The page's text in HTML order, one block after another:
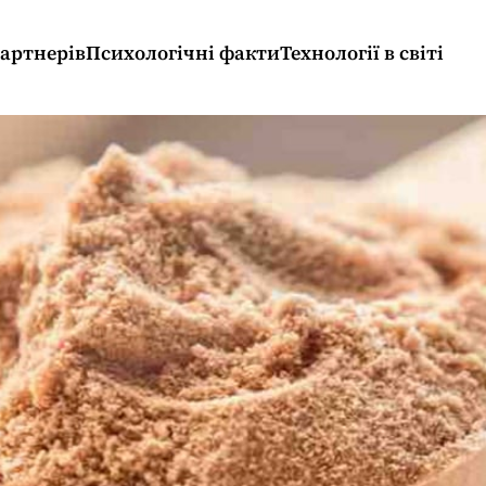
Психологічні фактиТехнології в світі